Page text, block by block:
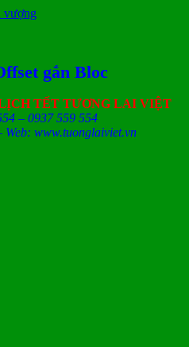
vượng
gắn Bloc
TẾT TƯƠNG LAI VIỆT
– 0937 559 554
www.tuonglaiviet.vn